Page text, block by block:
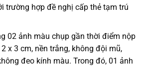
trường hợp đề nghị cấp thẻ tạm trú
02 ảnh màu chụp gần thời điểm nộp
x 3 cm, nền trắng, không đội mũ,
đeo kính màu. Trong đó, 01 ảnh